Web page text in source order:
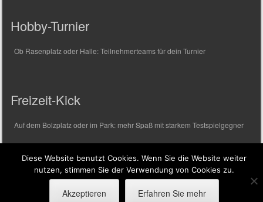
Hobby-Turnier
Ob Rasenplatz oder Halle: Teilnehmerteams für dein Turnier
Freizeit-Kick
Auf dem Bolzplatz oder im Park: mehr Spaß mit starkem Testspielgegner
Copyright © 2020 TESTSPIELGEGNER.COM
Diese Website benutzt Cookies. Wenn Sie die Website weiter
nutzen, stimmen Sie der Verwendung von Cookies zu.
Akzeptieren Erfahren Sie mehr